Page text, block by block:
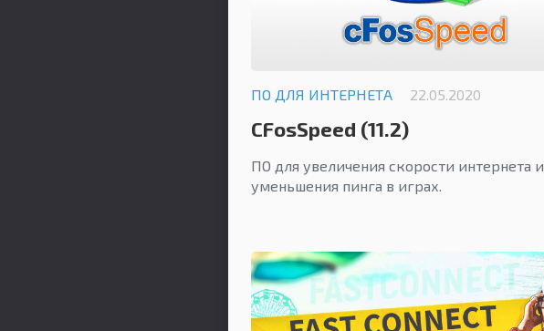
ПО ДЛЯ ИНТЕРНЕТА 22.05.2020
CFosSpeed (11.2)
ПО для увеличения скорости интернета и
уменьшения пинга в играх.